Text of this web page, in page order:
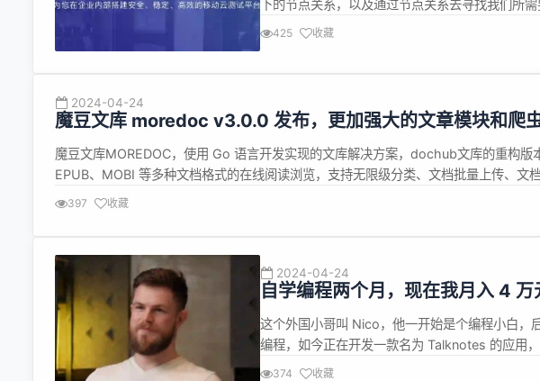
下的节点关系，以及通过节点关系去寻找我们所
当我们寻找到所需要节点后，能获取到什么信息
425 收藏
2024-04-24
魔豆文库 moredoc v3.0.0 发布，更加强大的文章模块和爬
魔豆文库MOREDOC，使用 Go 语言开发实现的文库解决方案，dochub文库的重构版
EPUB、MOBI 等多种文档格式的在线阅读浏览，支持无限级分类、文档批量上传、文
VIP、手机号登录注册以及支付宝和微信支付等功能，拥有简洁美观的用户视觉和功能
397 收藏
2024-04-24
自学编程两个月，现在我月入 4 万
这个外国小哥叫 Nico，他一开始是个编程小白，
编程，如今正在开发一款名为 Talknotes 的应用
收入 5000 美元。 Nico 从高中毕业就开始创业
374 收藏